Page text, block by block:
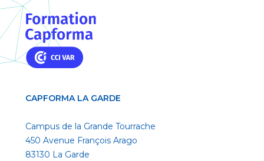
CAPFORMA LA GARDE
Campus de la Grande Tourrache
450 Avenue François Arago
83130 La Garde